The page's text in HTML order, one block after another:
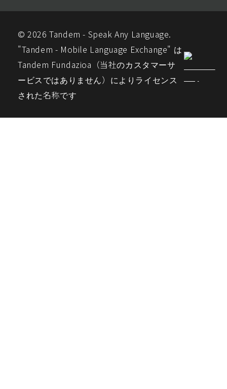
© 2026 Tandem - Speak Any Language.
"Tandem - Mobile Language Exchange" は
Tandem Fundazioa（当社のカスタマーサ
ービスではありません）によりライセンス
された名称です